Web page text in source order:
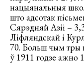
нацыянальныя
што адсотак
Сярэдняй Азіі –
Ліфляндскай і
70. Больш чым тры
ў 1911 годзе ажно